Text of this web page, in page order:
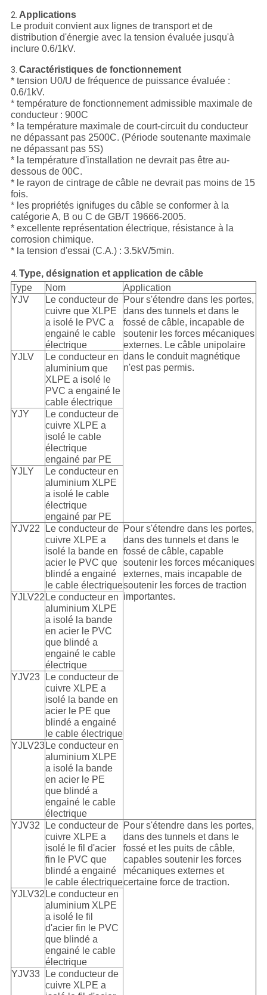
2. Applications
Le produit convient aux lignes de transport et de
distribution d'énergie avec la tension évaluée jusqu'à
inclure 0.6/1kV.
3. Caractéristiques de fonctionnement
* tension U0/U de fréquence de puissance évaluée :
0.6/1kV.
* température de fonctionnement admissible maximale de
conducteur : 900C
* la température maximale de court-circuit du conducteur
ne dépassant pas 2500C. (Période soutenante maximale
ne dépassant pas 5S)
* la température d'installation ne devrait pas être au-
dessous de 00C.
* le rayon de cintrage de câble ne devrait pas moins de 15
fois.
* les propriétés ignifuges du câble se conformer à la
catégorie A, B ou C de GB/T 19666-2005.
* excellente représentation électrique, résistance à la
corrosion chimique.
* la tension d'essai (C.A.) : 3.5kV/5min.
4. Type, désignation et application de câble
Type
Nom
Application
YJV
Le conducteur de
cuivre que XLPE
a isolé le PVC a
engainé le cable
électrique
Pour s'étendre dans les portes,
dans des tunnels et dans le
fossé de câble, incapable de
soutenir les forces mécaniques
externes. Le câble unipolaire
dans le conduit magnétique
n'est pas permis.
YJLV
Le conducteur en
aluminium que
XLPE a isolé le
PVC a engainé le
cable électrique
YJY
Le conducteur de
cuivre XLPE a
isolé le cable
électrique
engainé par PE
YJLY
Le conducteur en
aluminium XLPE
a isolé le cable
électrique
engainé par PE
YJV22
Le conducteur de
cuivre XLPE a
isolé la bande en
acier le PVC que
blindé a engainé
le cable électrique
Pour s'étendre dans les portes,
dans des tunnels et dans le
fossé de câble, capable
soutenir les forces mécaniques
externes, mais incapable de
soutenir les forces de traction
importantes.
YJLV22 Le conducteur en
aluminium XLPE
a isolé la bande
en acier le PVC
que blindé a
engainé le cable
électrique
YJV23
Le conducteur de
cuivre XLPE a
isolé la bande en
acier le PE que
blindé a engainé
le cable électrique
YJLV23Le conducteur en
aluminium XLPE
a isolé la bande
en acier le PE
que blindé a
engainé le cable
électrique
YJV32
Le conducteur de
cuivre XLPE a
isolé le fil d'acier
fin le PVC que
blindé a engainé
le cable électrique
Pour s'étendre dans les portes,
dans des tunnels et dans le
fossé et les puits de câble,
capables soutenir les forces
mécaniques externes et
certaine force de traction.
YJLV32 Le conducteur en
aluminium XLPE
a isolé le fil
d'acier fin le PVC
que blindé a
engainé le cable
électrique
YJV33
Le conducteur de
cuivre XLPE a